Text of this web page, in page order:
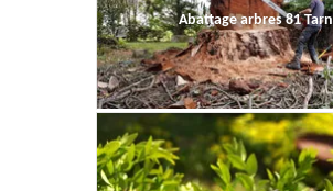
Abattage arbres 81 Tarn